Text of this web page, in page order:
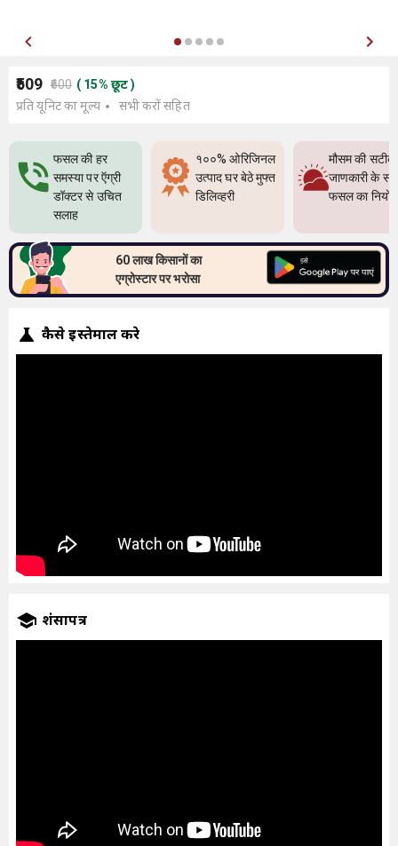
₹509 ₹600 ( 15% छूट)
प्रति यूनिट का मूल्य
सभी करों सहित
फसल की हर
समस्या पर ऍग्री
डॉक्टर से उचित
सलाह
१००% ओरिजिनल
उत्पाद घर बेठे मुफ्त
डिलिव्हरी
मौसम की सटीक
जाणकारी के
फसल का
60 लाख किसानों का
एग्रोस्टार पर भरोसा
कैसे इस्तेमाल करे
प्रशंसापत्र